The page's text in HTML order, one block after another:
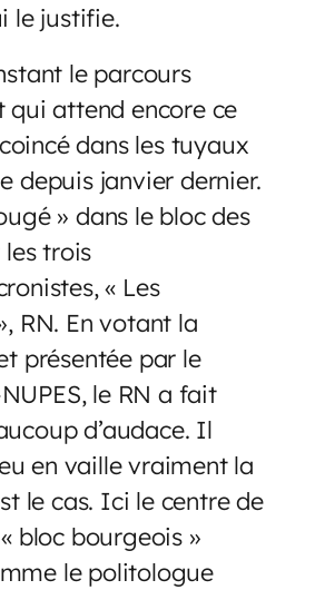
le justifie.
le parcours
qui attend encore ce
dans les tuyaux
depuis janvier dernier.
» dans le bloc des
trois
« Les
RN. En votant la
présentée par le
le RN a fait
d’audace. Il
en vaille vraiment la
le cas. Ici le centre de
bloc bourgeois »
le politologue